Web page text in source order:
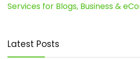
Services for Blogs, Business &
Latest Posts